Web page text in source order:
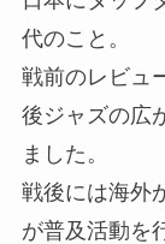
代のこと。
戦前のレビュ
後ジャズの広
ました。
戦後には海外
が普及活動を